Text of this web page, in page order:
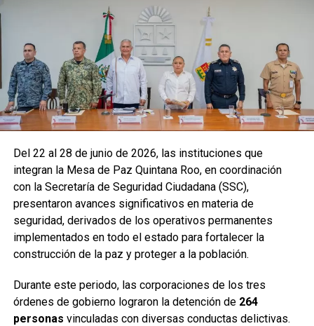
Del 22 al 28 de junio de 2026, las instituciones que
integran la Mesa de Paz Quintana Roo, en coordinación
con la Secretaría de Seguridad Ciudadana (SSC),
presentaron avances significativos en materia de
seguridad, derivados de los operativos permanentes
implementados en todo el estado para fortalecer la
construcción de la paz y proteger a la población.
Durante este periodo, las corporaciones de los tres
órdenes de gobierno lograron la detención de 264
personas vinculadas con diversas conductas delictivas.